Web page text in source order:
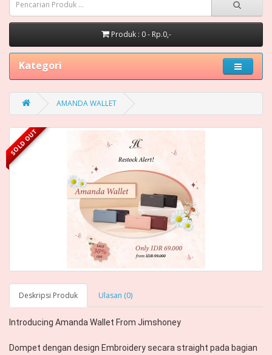
Produk : 0 - Rp.0,-
Kategori
AMANDA WALLET
SOLD OUT
Deskripsi Produk Ulasan (0)
Introducing Amanda Wallet From Jimshoney
Dompet dengan design Embroidery secara straight pada bagian